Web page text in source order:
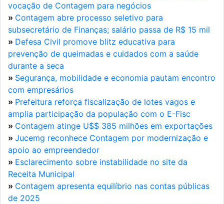
vocação de Contagem para negócios
» Contagem abre processo seletivo para
subsecretário de Finanças; salário passa de R$ 15 mil
» Defesa Civil promove blitz educativa para
prevenção de queimadas e cuidados com a saúde
durante a seca
» Segurança, mobilidade e economia pautam encontro
com empresários
» Prefeitura reforça fiscalização de lotes vagos e
amplia participação da população com o E-Fisc
» Contagem atinge U$$ 385 milhões em exportações
» Jucemg reconhece Contagem por modernização e
apoio ao empreendedor
» Esclarecimento sobre instabilidade no site da
Receita Municipal
» Contagem apresenta equilíbrio nas contas públicas
de 2025